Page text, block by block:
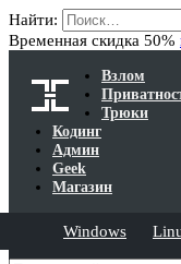
Найти:
Временная скидка 50%
Взлом
Трюки
Кодинг
Админ
Geek
Магазин
Windows